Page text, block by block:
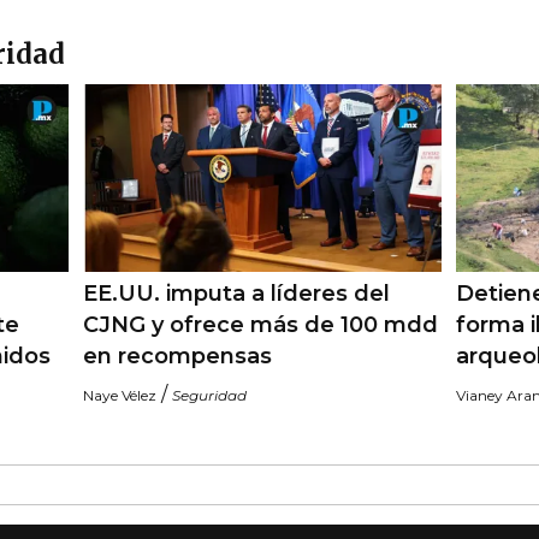
EE.UU. imputa a líderes del
CJNG y ofrece más de 100 mdd
en recompensas
Naye Vélez / Seguridad
forma
Vianey